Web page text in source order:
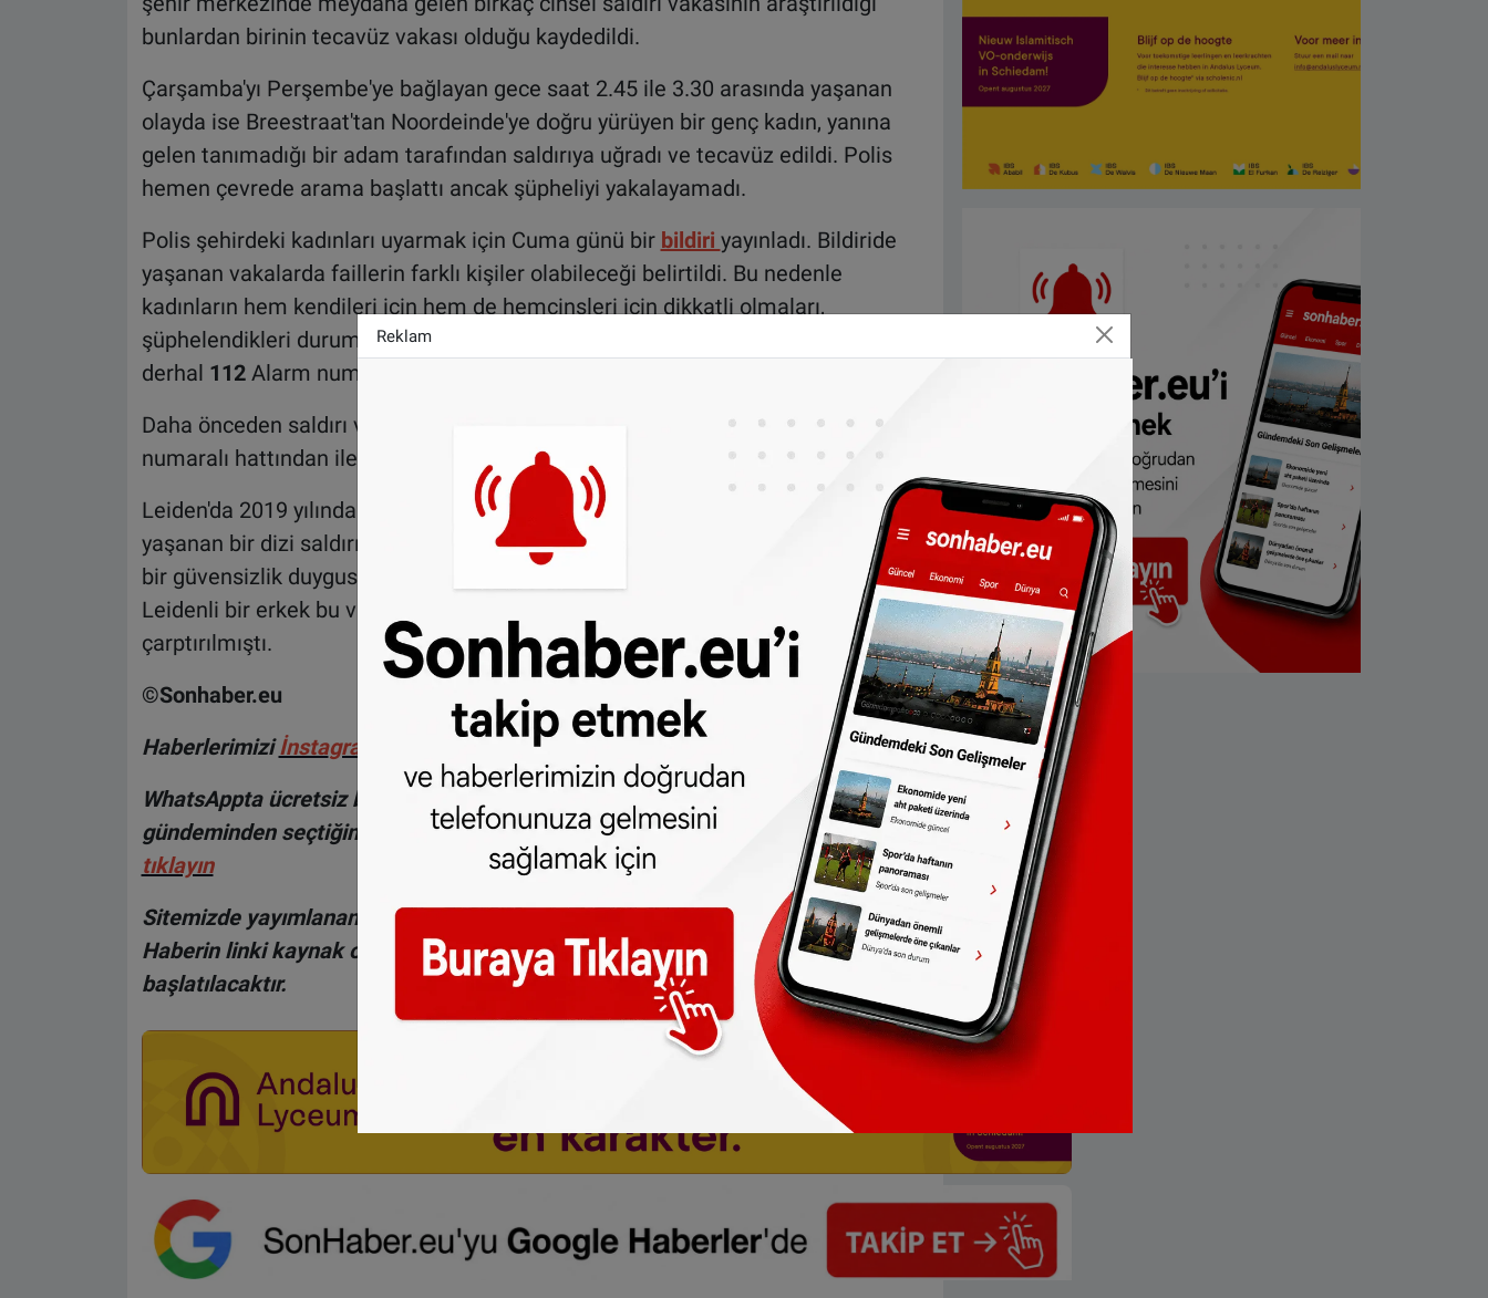
bunlardan birinin tecavüz vakası olduğu kaydedildi.
Çarşamba'yı Perşembe'ye bağlayan gece saat 2.45 ile 3.30 arasında yaşanan
olayda ise Breestraat'tan Noordeinde'ye doğru yürüyen bir genç kadın, yanına
gelen tanımadığı bir adam tarafından saldırıya uğradı ve tecavüz edildi. Polis
hemen çevrede arama başlattı ancak şüpheliyi yakalayamadı.
Polis şehirdeki kadınları uyarmak için Cuma günü bir bildiri yayınladı. Bildiride
yaşanan vakalarda faillerin farklı kişiler olabileceği belirtildi. Bu nedenle
kadınların hem kendileri için hem de hemcinsleri için dikkatli olmaları,
şüphelendikleri durumlarda veya herhangi bir saldırıya maruz kaldıklarında
derhal 112Alarm numarasını aramaları tavsiye edildi.
Daha önceden saldırı veya tacize uğrayan kadınların da polisin
0900-8844
numaralı hattından iletişime geçebilecekleri vurgulandı.
Leiden'da 2019 yılında benzer bir olay yaşanmıştı. O dönemde şehir merkezinde
yaşanan bir dizi saldırı ve tecavüz olayı, özellikle genç kadınlar arasında büyük
bir güvensizlik duygusuna yol açmıştı. Bir yıl sonra, o zamanlar 22 yaşında olan
Leidenli bir erkek bu vakanın faili olarak yakalanmış ve 4 yıl hapis cezasına
çarptırılmıştı.
©Sonhaber.eu
Haberlerimizi İnstagram hesabımızdan
da takip edebilirsiniz.
WhatsAppta ücretsiz bültenimize abone olun, Hollanda ve diğer Avrupa ülkeleri
gündeminden seçtiğimiz haberler her gün telefonunuza gelsin!
Abone olmak için
tıklayın
Sitemizde yayımlanan haberlerin her türlü hakkıSONHABER.eu
’ya aittir.
Haberin linki kaynak olarak gösterilmeden alınan haberler için hukuki işlem
başlatılacaktır.
Reklam